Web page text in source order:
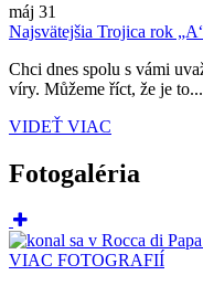
máj 31
Najsvätejšia Trojica rok
Chci dnes spolu s vámi
víry. Můžeme říct, že je to...
VIDEŤ VIAC
Fotogaléria
VIAC FOTOGRAFIÍ